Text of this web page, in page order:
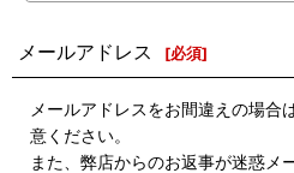
メールアドレス [必須]
メールアドレスをお間違えの場合
意ください。
また、弊店からのお返事が迷惑メ